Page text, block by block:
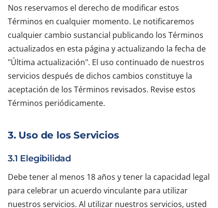
Nos reservamos el derecho de modificar estos
Términos en cualquier momento. Le notificaremos
cualquier cambio sustancial publicando los Términos
actualizados en esta página y actualizando la fecha de
"Última actualización". El uso continuado de nuestros
servicios después de dichos cambios constituye la
aceptación de los Términos revisados. Revise estos
Términos periódicamente.
3. Uso de los Servicios
3.1 Elegibilidad
Debe tener al menos 18 años y tener la capacidad legal
para celebrar un acuerdo vinculante para utilizar
nuestros servicios. Al utilizar nuestros servicios, usted